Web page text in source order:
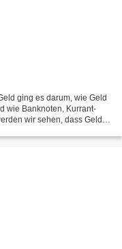
ging es darum, wie Geld
wie Banknoten, Kurrant-
wir sehen, dass Geld